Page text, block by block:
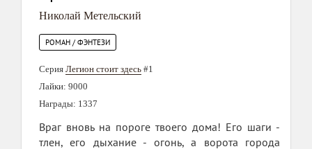
Николай Метельский
РОМАН / ФЭНТЕЗИ
Серия Легион стоит здесь #1
Лайки: 9000
Награды: 1337
Враг вновь на пороге твоего дома! Его шаги -
тлен, его дыхание - огонь, а ворота города